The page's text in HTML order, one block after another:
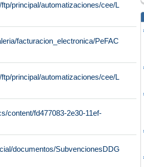
principal/automatizaciones/cee/L
facturacion_electronica/PeFAC
principal/automatizaciones/cee/L
content/fd477083-2e30-11ef-
documentos/SubvencionesDDG